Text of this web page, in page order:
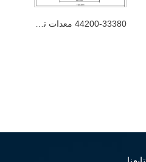
44200-33380 معدات توجيه السيارات